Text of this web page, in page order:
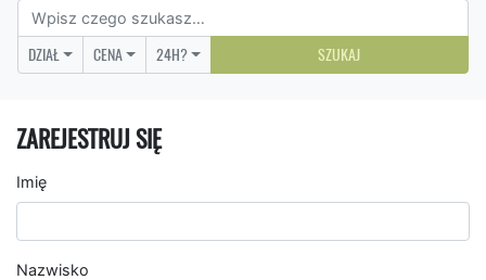
DZIAŁ CENA 24H? SZUKAJ
ZAREJESTRUJ SIĘ
Imię
Nazwisko